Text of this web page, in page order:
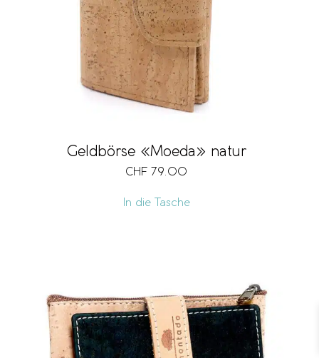
Geldbörse «Moeda» natur
CHF 79.00
In die Tasche